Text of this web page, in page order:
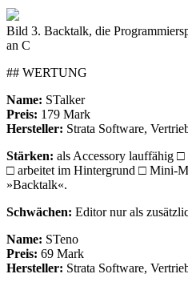
Bild 3. Backtalk, die
an C
## WERTUNG
Name: STalker
Preis: 179 Mark
Hersteller: Strata Software,
Stärken: als Accessory lauffähig
□ arbeitet im Hintergrund □ Mini-
»Backtalk«.
Schwächen: Editor nur als
Name: STeno
Preis: 69 Mark
Hersteller: Strata Software,